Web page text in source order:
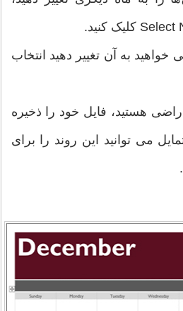
خواهید به آن تغییر دهید انتخاب
راضی هستید، فایل خود را ذخیره
می توانید این روند را برای